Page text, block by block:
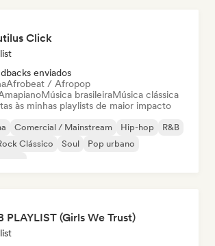
Click
enviados
Afrobeat / Afropop
Música brasileiraMúsica clássica
às minhas playlists de maior impacto
Comercial / Mainstream Hip-hop
R&B
Clássico
Soul
Pop urbano
PLAYLIST (Girls We Trust)